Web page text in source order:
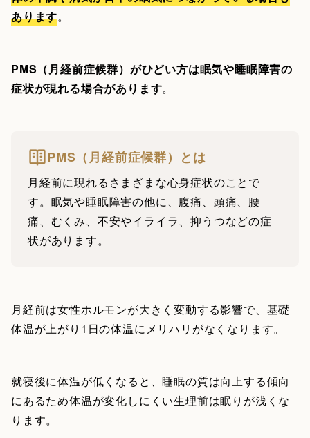
あります。
PMS（月経前症候群）がひどい方は眠気や睡眠障害の
症状が現れる場合があります。
PMS（月経前症候群）とは
月経前に現れるさまざまな心身症状のことで
す。眠気や睡眠障害の他に、腹痛、頭痛、腰
痛、むくみ、不安やイライラ、抑うつなどの症
状があります。
月経前は女性ホルモンが大きく変動する影響で、基礎
体温が上がり1日の体温にメリハリがなくなります。
就寝後に体温が低くなると、睡眠の質は向上する傾向
にあるため体温が変化しにくい生理前は眠りが浅くな
ります。